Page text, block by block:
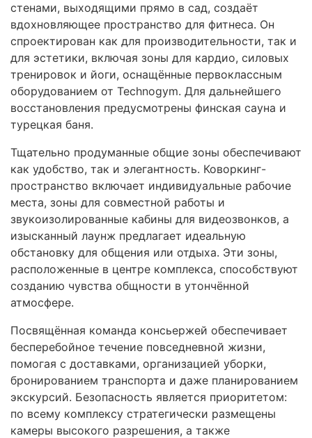
стенами, выходящими прямо в сад, создаёт
вдохновляющее пространство для фитнеса. Он
спроектирован как для производительности, так и
для эстетики, включая зоны для кардио, силовых
тренировок и йоги, оснащённые первоклассным
оборудованием от Technogym. Для дальнейшего
восстановления предусмотрены финская сауна и
турецкая баня.
Тщательно продуманные общие зоны обеспечивают
как удобство, так и элегантность. Коворкинг-
пространство включает индивидуальные рабочие
места, зоны для совместной работы и
звукоизолированные кабины для видеозвонков, а
изысканный лаунж предлагает идеальную
обстановку для общения или отдыха. Эти зоны,
расположенные в центре комплекса, способствуют
созданию чувства общности в утончённой
атмосфере.
Посвящённая команда консьержей обеспечивает
бесперебойное течение повседневной жизни,
помогая с доставками, организацией уборки,
бронированием транспорта и даже планированием
экскурсий. Безопасность является приоритетом:
по всему комплексу стратегически размещены
камеры высокого разрешения, а также